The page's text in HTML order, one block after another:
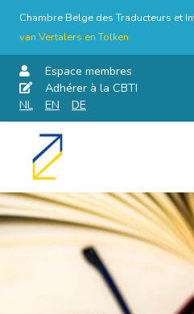
Chambre Belge des Traducteurs et
van Vertalers en Tolken
Espace membres
Adhérer à la CBTI
NL
EN DE
Aller
contenu